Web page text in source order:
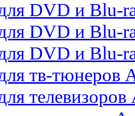
DVD и Blu-
DVD и Blu-
DVD и Blu-
тв-тюнеров
телевизоров